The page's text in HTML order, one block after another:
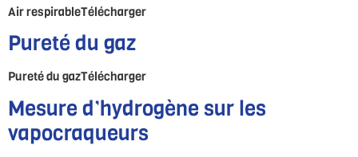
Air respirableTélécharger
Pureté du gaz
Pureté du gazTélécharger
Mesure d’hydrogène sur les
vapocraqueurs